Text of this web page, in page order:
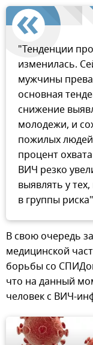
"Тенденции
изменилась.
мужчины
основная
снижение
молодежи, и
пожилых
процент
ВИЧ резко
выявлять у
в группы
В свою очередь
медицинской
борьбы со
что на данный
человек с ВИЧ-